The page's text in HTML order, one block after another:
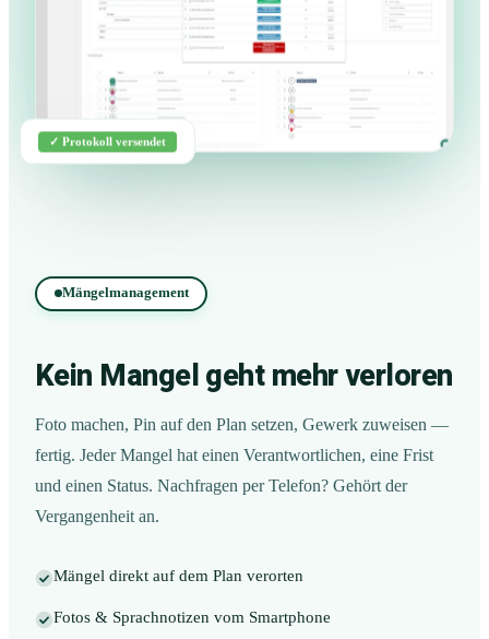
✓ Protokoll versendet
Mängelmanagement
Kein Mangel geht mehr verloren
Foto machen, Pin auf den Plan setzen, Gewerk zuweisen —
fertig. Jeder Mangel hat einen Verantwortlichen, eine Frist
und einen Status. Nachfragen per Telefon? Gehört der
Vergangenheit an.
Mängel direkt auf dem Plan verorten
Fotos & Sprachnotizen vom Smartphone